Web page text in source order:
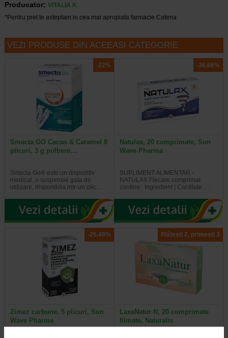
Producator: VITALIA K
*Pentru pret te asteptam in cea mai apropiata farmacie Catena
VEZI PRODUSE DIN ACEEASI CATEGORIE
-22%
Smecta GO Cacao & Caramel 8
plicuri, 3 g pulbere…
Smecta Go® este un dispozitiv
medical, o suspensie gata de
utilizare, disponibila intr-un plic…
-36,66%
Natulax, 20 comprimate, Sun
Wave Pharma
SUPLIMENT ALIMENTAR -
NATULAX Fiecare comprimat
contine: Ingredient | Cantitate …
-25,48%
Zimez carbune, 5 plicuri, Sun
Wave Pharma
Plătești 2, primești 3
LaxaNatur N, 20 comprimate
filmate, Naturalis